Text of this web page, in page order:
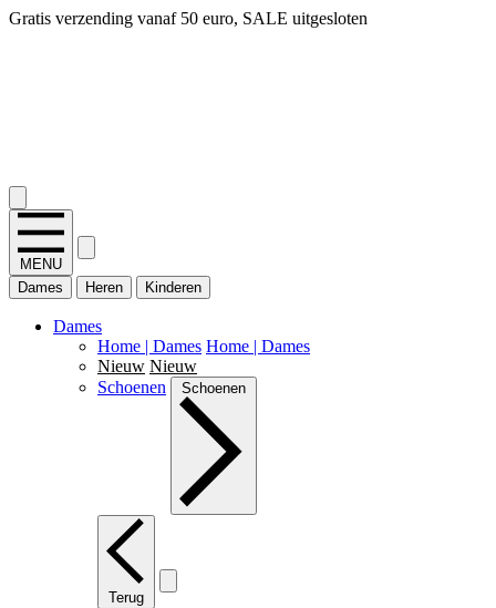
Gratis verzending vanaf 50 euro, SALE uitgesloten
MENU
Dames
Heren Kinderen
Dames
Home | Dames Home | Dames
Nieuw Nieuw
Schoenen
Schoenen
Terug